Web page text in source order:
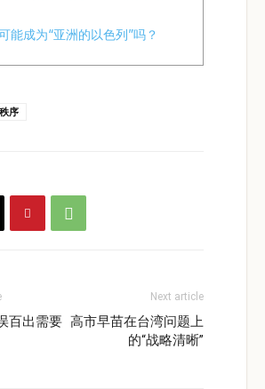
能成为“亚洲的以色列”吗？
序
百出需要
Next article
高市早苗在台湾问题上
的“战略清晰”